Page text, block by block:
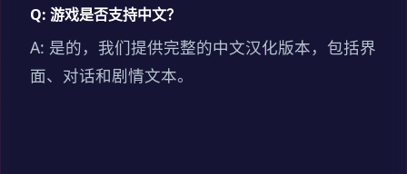
Q: 游戏是否支持中文？
A: 是的，我们提供完整的中文汉化版本，包括界
面、对话和剧情文本。